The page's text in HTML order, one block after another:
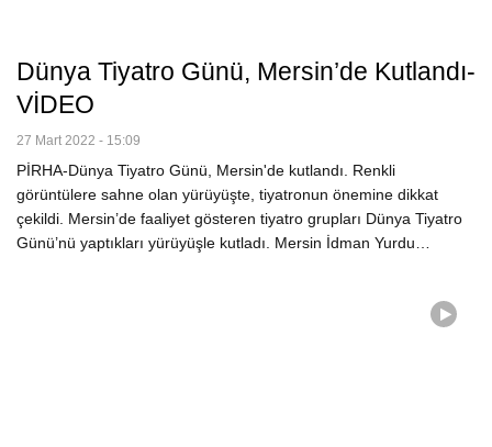
Dünya Tiyatro Günü, Mersin’de Kutlandı-
VİDEO
27 Mart 2022 - 15:09
PİRHA-Dünya Tiyatro Günü, Mersin'de kutlandı. Renkli
görüntülere sahne olan yürüyüşte, tiyatronun önemine dikkat
çekildi. Mersin’de faaliyet gösteren tiyatro grupları Dünya Tiyatro
Günü’nü yaptıkları yürüyüşle kutladı. Mersin İdman Yurdu…